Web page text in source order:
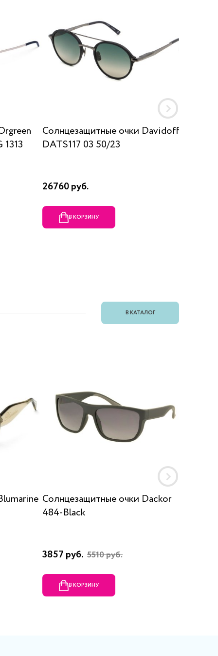
1313
Солнцезащитные очки Davidoff
DATS117 03 50/23
26760 руб.
В КОРЗИНУ
В КАТАЛОГ
Солнцезащитные очки Dackor
484-Black
3857 руб. 5510 руб.
В КОРЗИНУ